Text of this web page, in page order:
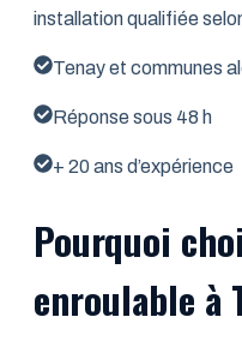
installation qualifiée
Tenay et communes
Réponse sous 48 h
+ 20 ans d’expérience
Pourquoi
enroulable à